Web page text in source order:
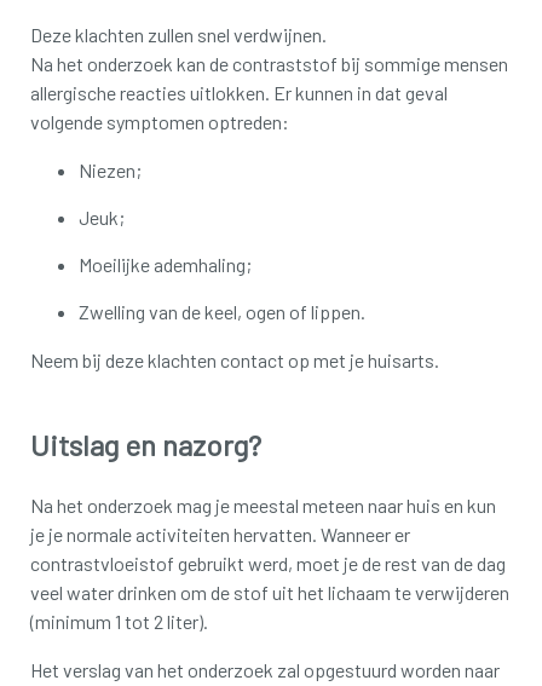
Deze klachten zullen snel verdwijnen.
Na het onderzoek kan de contraststof bij sommige mensen
allergische reacties uitlokken. Er kunnen in dat geval
volgende symptomen optreden:
Niezen;
Jeuk;
Moeilijke ademhaling;
Zwelling van de keel, ogen of lippen.
Neem bij deze klachten contact op met je huisarts.
Uitslag en nazorg?
Na het onderzoek mag je meestal meteen naar huis en kun
je je normale activiteiten hervatten. Wanneer er
contrastvloeistof gebruikt werd, moet je de rest van de dag
veel water drinken om de stof uit het lichaam te verwijderen
(minimum 1 tot 2 liter).
Het verslag van het onderzoek zal opgestuurd worden naar